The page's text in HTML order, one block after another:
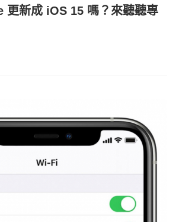
更新成 iOS 15 嗎？來聽聽專